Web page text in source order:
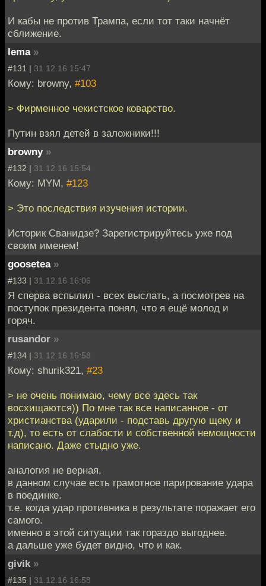
И кабы не против Трампа, если тот таки начнёт
сближение.
lema »
#131 | 31.12.16 15:47
Кому: browny, #103
> Фирменное чекистское коварство.
Путин взял детей в заложники!!!
browny »
#132 | 31.12.16 15:54
Кому: MYM, #123
> Это последствия изучения истории.
Историк Сванидзе? Зарегистрируйтесь уже под
своим именем!
goosetea »
#133 | 31.12.16 16:06
Я сперва вспылил - всех выслать, а посмотрев на
поступок президента понял, что я ещё молод и
горяч.
rusandor »
#134 | 31.12.16 16:58
Кому: shurik321, #23
> не очень понимаю, чему все здесь так
восхищаются)) По мне так все написанное - от
христианства (ударили - подставь другую щеку и
т.д), то есть от слабости и собственной немощности
написано. Даже стыдно уже.
аналогия не верная.
в данном случае есть грамотное парирование удара
в поединке.
т.е. когда удар противника в результате поражает его
самого.
именно в этой ситуации так гораздо выгоднее.
а дальше уже будет видно, что и как.
givik »
#135 | 31.12.16 16:58